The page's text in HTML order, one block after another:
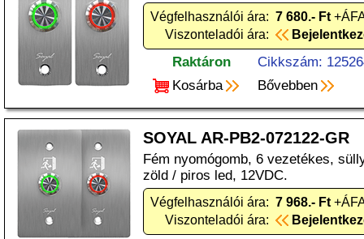
Végfelhasználói ára: 7 680.- Ft
Viszonteladói ára:
Raktáron
Cikkszám:
Kosárba
Bővebben
SOYAL AR-PB2-072122-GR
Fém nyomógomb, 6 vezetékes,
zöld / piros led, 12VDC.
Végfelhasználói ára: 7 968.- Ft
Viszonteladói ára: